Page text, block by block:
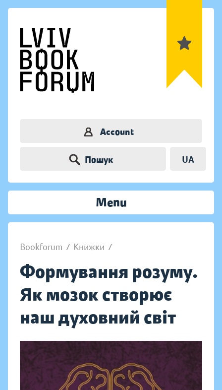
Account
Пошук UA
Menu
Bookforum / Книжки /
Формування розуму.
Як мозок створює
наш духовний світ